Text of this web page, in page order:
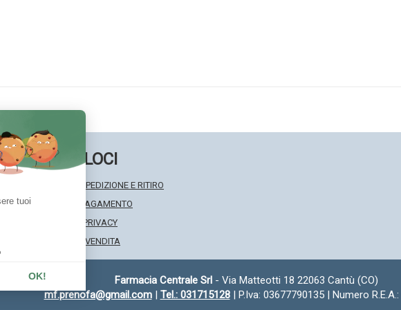
LINK VELOCI
MODALITÀ DI SPEDIZIONE E RITIRO
MODALITÀ DI PAGAMENTO
INFORMATIVA PRIVACY
CONDIZIONI DI VENDITA
Farmacia Centrale Srl- Via Matteotti 18 22063 Cantù (CO)
mf.prenofa@gmail.com| Tel.: 031715128| P.Iva: 03677790135 | Numero